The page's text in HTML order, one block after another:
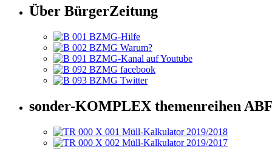
Über BürgerZeitung
sonder-KOMPLEX themenreihen